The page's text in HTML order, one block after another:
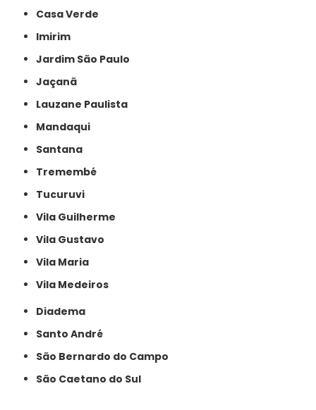
Casa Verde
Imirim
Jardim São Paulo
Jaçanã
Lauzane Paulista
Mandaqui
Santana
Tremembé
Tucuruvi
Vila Guilherme
Vila Gustavo
Vila Maria
Vila Medeiros
Diadema
Santo André
São Bernardo do Campo
São Caetano do Sul